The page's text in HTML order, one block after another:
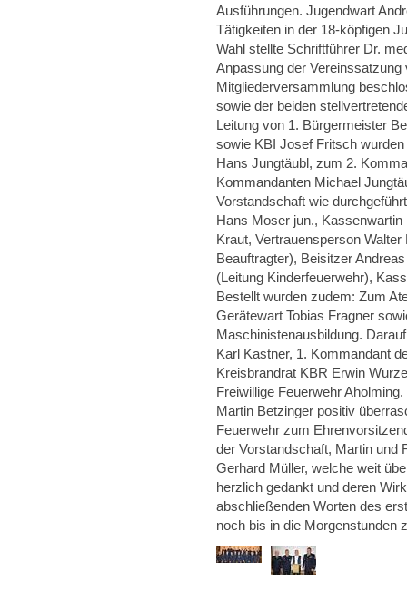
Ausführungen. Jugendwart
Tätigkeiten in der 18-köpfigen
Wahl stellte Schriftführer Dr.
Anpassung der
Mitgliederversammlung
sowie der beiden
Leitung von 1. Bürgermeister
sowie KBI Josef Fritsch
Hans Jungtäubl, zum 2.
Kommandanten Michael
Vorstandschaft wie
Hans Moser jun.,
Kraut, Vertrauensperson
Beauftragter), Beisitzer
(Leitung Kinderfeuerwehr),
Bestellt wurden zudem: Zum
Gerätewart Tobias Fragner
Maschinistenausbildung.
Karl Kastner, 1. Kommandant
Kreisbrandrat KBR Erwin
Freiwillige Feuerwehr
Martin Betzinger positiv
Feuerwehr zum
der Vorstandschaft, Martin und
Gerhard Müller, welche weit
herzlich gedankt und deren
abschließenden Worten des
noch bis in die Morgenstunden